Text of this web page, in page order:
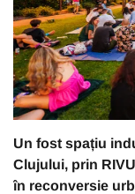
Un fost spațiu
Clujului, prin
în reconversie